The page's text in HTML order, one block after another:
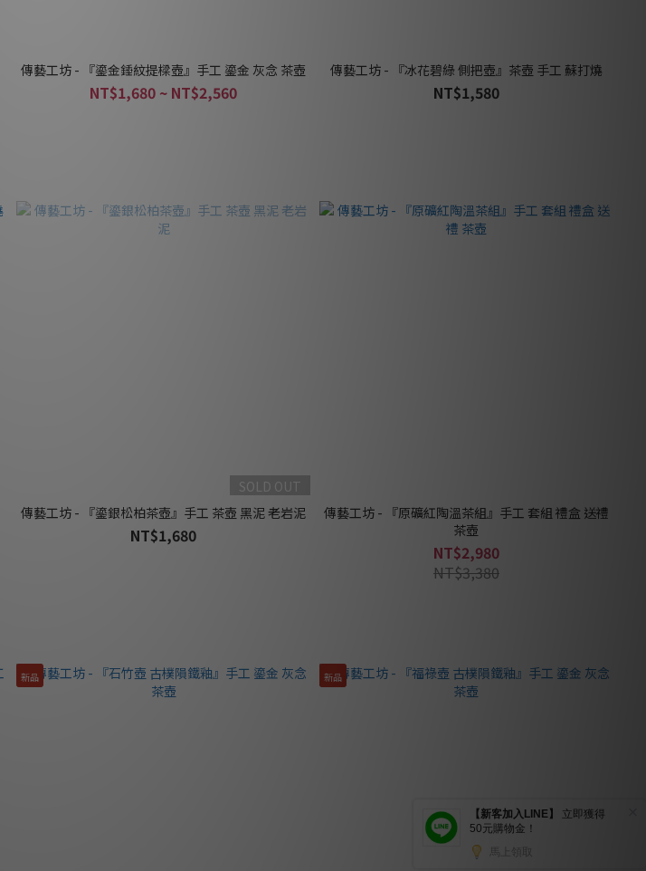
傳藝工坊 - 『鎏金錘紋提樑壺』手工 鎏金 灰念 茶壺
NT$1,680 ~ NT$2,560
傳藝工坊 - 『冰花碧綠 側把壺』茶壺 手工 蘇打燒
NT$1,580
SOLD OUT
傳藝工坊 - 『鎏銀松柏茶壺』手工 茶壺 黑泥 老岩泥
NT$1,680
傳藝工坊 - 『原礦紅陶溫茶組』手工 套組 禮盒 送禮
茶壺
NT$2,980
NT$3,380
新品 新品